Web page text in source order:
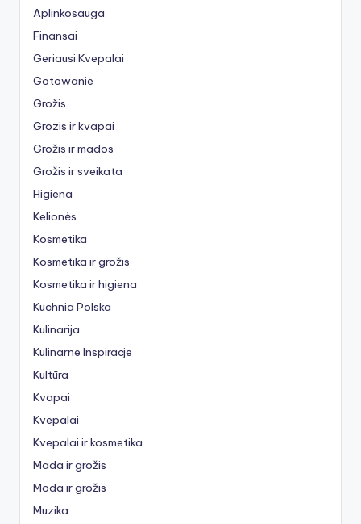
Aplinkosauga
Finansai
Geriausi Kvepalai
Gotowanie
Grožis
Grozis ir kvapai
Grožis ir mados
Grožis ir sveikata
Higiena
Kelionės
Kosmetika
Kosmetika ir grožis
Kosmetika ir higiena
Kuchnia Polska
Kulinarija
Kulinarne Inspiracje
Kultūra
Kvapai
Kvepalai
Kvepalai ir kosmetika
Mada ir grožis
Moda ir grožis
Muzika